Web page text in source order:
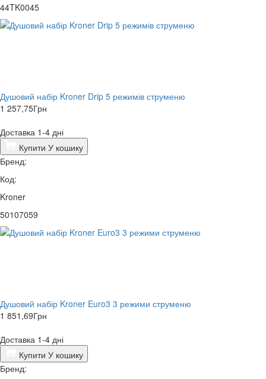
44TK0045
Душовий набір Kroner Drip 5 режимів струменю
1 257,75Грн
Доставка 1-4 дні
Купити У кошику
Бренд:
Код:
Kroner
50107059
Душовий набір Kroner Euro3 3 режими струменю
1 851,69Грн
Доставка 1-4 дні
Купити У кошику
Бренд: